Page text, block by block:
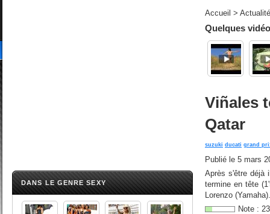
DANS LE GENRE SEXY
Accueil >
Quelques
Viñales
Qatar
suzuki ducati grand
Publié le 5 mars
Après s'être déjà
termine en tête
Lorenzo
Note : 23